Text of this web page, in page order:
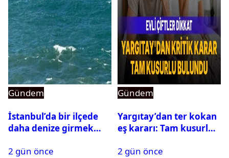
Gündem
İstanbul’da bir ilçede
daha denize girmek
2 gün önce
Gündem
Yargıtay’dan ter kokan
eş kararı: Tam kusurlu
2 gün önce